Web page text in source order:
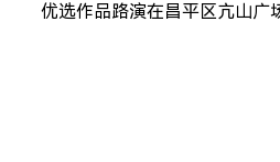
优选作品路演在昌平区亢山广